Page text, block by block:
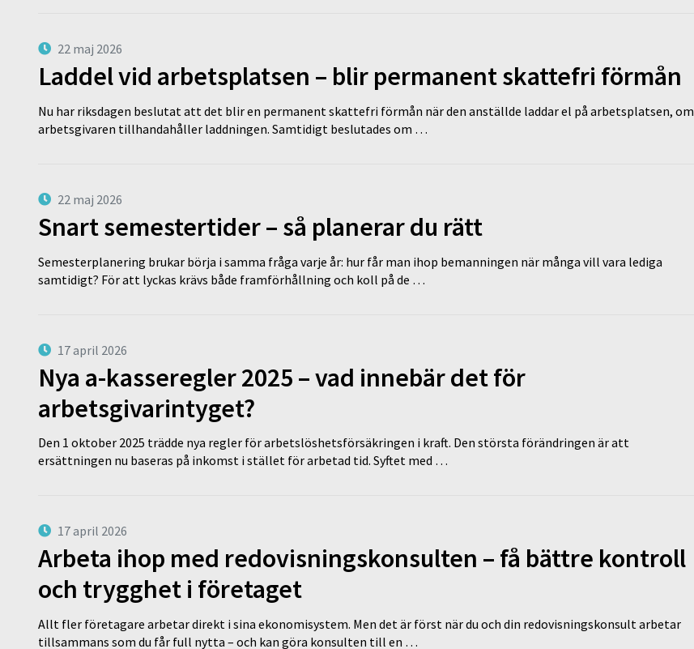
22 maj 2026
Laddel vid arbetsplatsen – blir permanent skattefri förmån
Nu har riksdagen beslutat att det blir en permanent skattefri förmån när den anställde laddar el på arbetsplatsen, om
arbetsgivaren tillhandahåller laddningen. Samtidigt beslutades om …
22 maj 2026
Snart semestertider – så planerar du rätt
Semesterplanering brukar börja i samma fråga varje år: hur får man ihop bemanningen när många vill vara lediga
samtidigt? För att lyckas krävs både framförhållning och koll på de …
17 april 2026
Nya a-kasseregler 2025 – vad innebär det för
arbetsgivarintyget?
Den 1 oktober 2025 trädde nya regler för arbetslöshetsförsäkringen i kraft. Den största förändringen är att
ersättningen nu baseras på inkomst i stället för arbetad tid. Syftet med …
17 april 2026
Arbeta ihop med redovisningskonsulten – få bättre kontroll
och trygghet i företaget
Allt fler företagare arbetar direkt i sina ekonomisystem. Men det är först när du och din redovisningskonsult arbetar
tillsammans som du får full nytta – och kan göra konsulten till en …